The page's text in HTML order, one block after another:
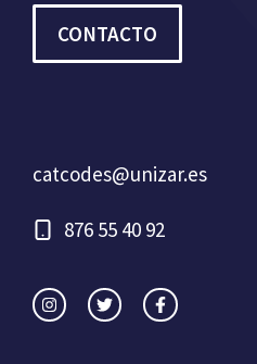
CONTACTO
catcodes@unizar.es
876 55 40 92